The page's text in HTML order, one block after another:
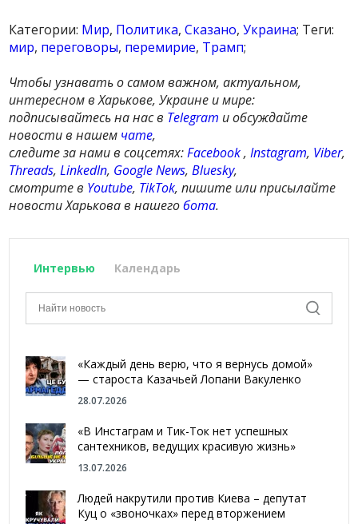
Категории: Мир, Политика,Сказано,Украина; Теги:
мир, переговоры, перемирие, Трамп;
Чтобы узнавать о самом важном, актуальном,
интересном в Харькове, Украине и мире:
подписывайтесь на нас в Telegram и обсуждайте
новости в нашем чате,
следите за нами в соцсетях:Facebook,Instagram, Viber,
Threads,LinkedIn, Google News,Bluesky,
смотрите в Youtube, TikTok, пишите или присылайте
новости Харькова в нашегобота.
Интервью Календарь
«Каждый день верю, что я вернусь домой»
— староста Казачьей Лопани Вакуленко
28.07.2026
«В Инстаграм и Тик-Ток нет успешных
сантехников, ведущих красивую жизнь»
13.07.2026
Людей накрутили против Киева – депутат
Куц о «звоночках» перед вторжением